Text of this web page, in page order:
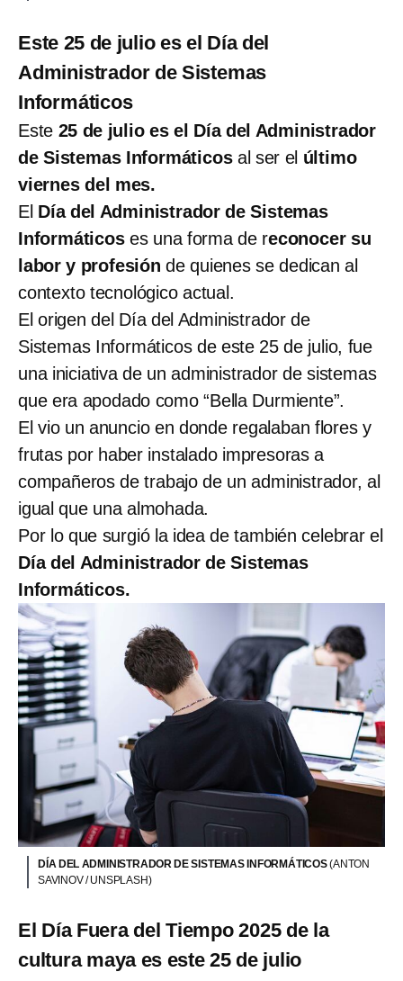
Este 25 de julio es el Día del
Administrador de Sistemas
Informáticos
Este 25 de julio es el Día del Administrador
de Sistemas Informáticosal ser el último
viernes del mes.
El Día del Administrador de Sistemas
Informáticoses una forma de reconocer su
labor y profesiónde quienes se dedican al
contexto tecnológico actual.
El origen del Día del Administrador de
Sistemas Informáticos de este 25 de julio, fue
una iniciativa de un administrador de sistemas
que era apodado como “Bella Durmiente”.
El vio un anuncio en donde regalaban flores y
frutas por haber instalado impresoras a
compañeros de trabajo de un administrador, al
igual que una almohada.
Por lo que surgió la idea de también celebrar el
Día del Administrador de Sistemas
Informáticos.
DÍA DEL ADMINISTRADOR DE SISTEMAS INFORMÁTICOS(ANTON
SAVINOV / UNSPLASH)
El Día Fuera del Tiempo 2025 de la
cultura maya es este 25 de julio